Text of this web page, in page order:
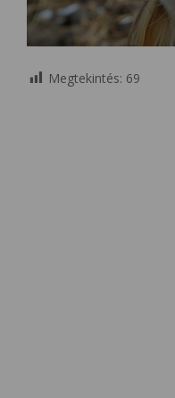
Megtekintés: 69